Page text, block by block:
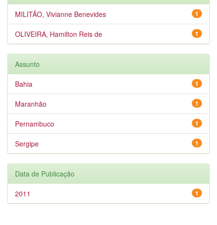
1
MILITÃO, Vivianne Benevides
1
OLIVEIRA, Hamilton Reis de
Assunto
1
Bahia
1
Maranhão
1
Pernambuco
1
Sergipe
Data de Publicação
1
2011